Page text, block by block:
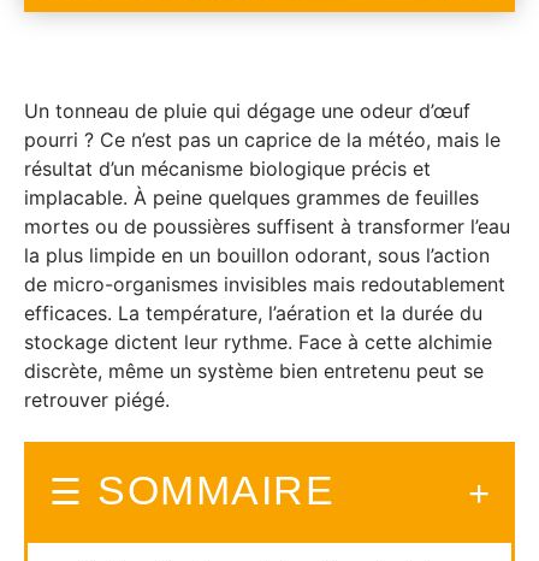
Un tonneau de pluie qui dégage une odeur d’œuf
pourri ? Ce n’est pas un caprice de la météo, mais le
résultat d’un mécanisme biologique précis et
implacable. À peine quelques grammes de feuilles
mortes ou de poussières suffisent à transformer l’eau
la plus limpide en un bouillon odorant, sous l’action
de micro-organismes invisibles mais redoutablement
efficaces. La température, l’aération et la durée du
stockage dictent leur rythme. Face à cette alchimie
discrète, même un système bien entretenu peut se
retrouver piégé.
SOMMAIRE